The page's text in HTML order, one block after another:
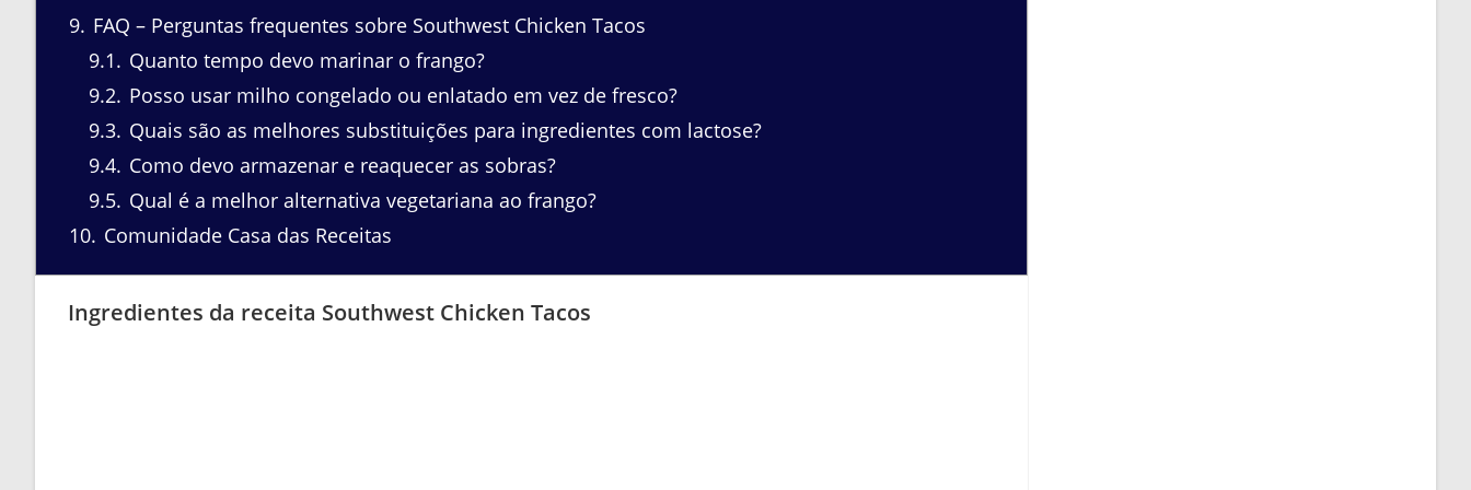
9 FAQ – Perguntas frequentes sobre Southwest Chicken Tacos
9.1
Quanto tempo devo marinar o frango?
9.2 Posso usar milho congelado ou enlatado em vez de fresco?
9.3 Quais são as melhores substituições para ingredientes com lactose?
9.4 Como devo armazenar e reaquecer as sobras?
9.5 Qual é a melhor alternativa vegetariana ao frango?
10 Comunidade Casa das Receitas
Ingredientes da receita Southwest Chicken Tacos